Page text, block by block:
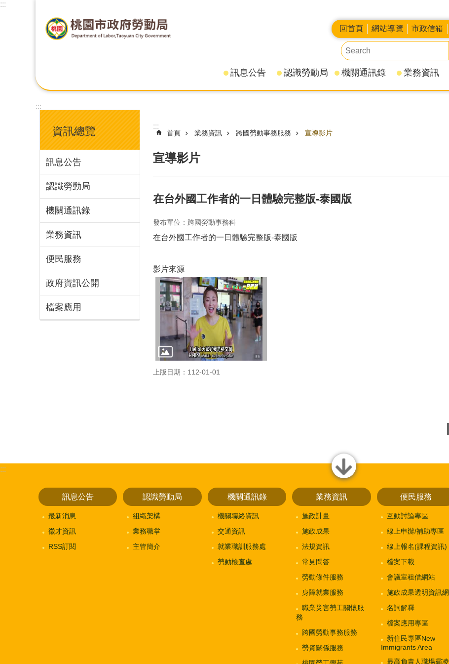
:::
回首頁 網站導覽 市政信箱
訊息公告 認識勞動局 機關通訊錄 業務資訊
:::
資訊總覽
訊息公告
認識勞動局
機關通訊錄
業務資訊
便民服務
政府資訊公開
檔案應用
:::
首頁 業務資訊 跨國勞動事務服務 宣導影片
宣導影片
在台外國工作者的一日體驗完整版-泰國版
發布單位：跨國勞動事務科
在台外國工作者的一日體驗完整版-泰國版
影片來源
上版日期：112-01-01
close
:::
訊息公告
最新消息
徵才資訊
RSS訂閱
認識勞動局
組織架構
業務職掌
主管簡介
機關通訊錄
機關聯絡資訊
交通資訊
就業職訓服務處
勞動檢查處
業務資訊
施政計畫
施政成果
法規資訊
常見問答
勞動條件服務
身障就業服務
職業災害勞工關懷服
務
跨國勞動事務服務
勞資關係服務
便民服務
互動討論專區
線上申辦/補助專區
線上報名(課程資訊)
檔案下載
會議室租借網站
施政成果透明資訊網
名詞解釋
檔案應用專區
新住民專區New
Immigrants Area
最高負責人職場霸凌